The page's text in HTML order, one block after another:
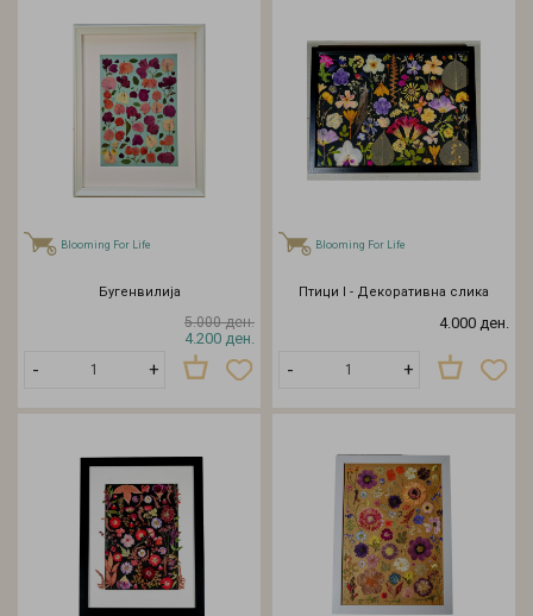
Blooming For Life
Бугенвилија
5.000 ден.
4.200 ден.
- +
Blooming For Life
Птици I - Декоративна слика
4.000 ден.
- +